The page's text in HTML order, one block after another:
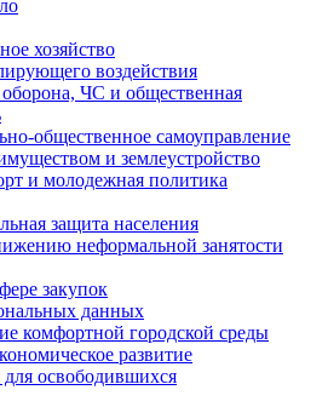
хозяйство
воздействия
ЧС и общественная
общественное самоуправление
и землеустройство
и молодежная политика
защита населения
неформальной занятости
закупок
данных
комфортной городской среды
развитие
освободившихся